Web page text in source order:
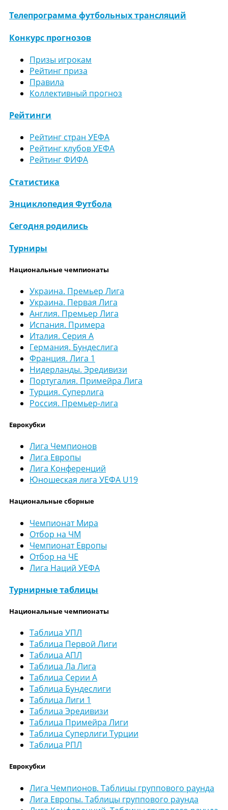
Телепрограмма футбольных трансляций
Конкурс прогнозов
Призы игрокам
Рейтинг приза
Правила
Коллективный прогноз
Рейтинги
Рейтинг стран УЕФА
Рейтинг клубов УЕФА
Рейтинг ФИФА
Статистика
Энциклопедия Футбола
Сегодня родились
Турниры
Национальные чемпионаты
Украина. Премьер Лига
Украина. Первая Лига
Англия. Премьер Лига
Испания. Примера
Италия. Серия А
Германия. Бундеслига
Франция. Лига 1
Нидерланды. Эредивизи
Португалия. Примейра Лига
Турция. Суперлига
Россия. Премьер-лига
Еврокубки
Лига Чемпионов
Лига Европы
Лига Конференций
Юношеская лига УЕФА U19
Национальные сборные
Чемпионат Мира
Отбор на ЧМ
Чемпионат Европы
Отбор на ЧЕ
Лига Наций УЕФА
Турнирные таблицы
Национальные чемпионаты
Таблица УПЛ
Таблица Первой Лиги
Таблица АПЛ
Таблица Ла Лига
Таблица Серии А
Таблица Бундеслиги
Таблица Лиги 1
Таблица Эредивизи
Таблица Примейра Лиги
Таблица Суперлиги Турции
Таблица РПЛ
Еврокубки
Лига Чемпионов. Таблицы группового раунда
Лига Европы. Таблицы группового раунда